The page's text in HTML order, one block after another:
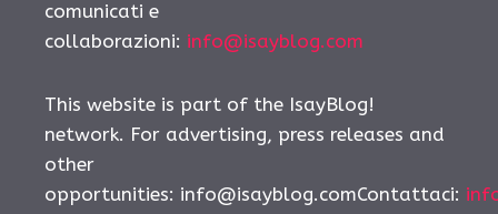
comunicati e
collaborazioni: info@isayblog.com
This website is part of the IsayBlog!
network. For advertising, press releases and
other
opportunities: info@isayblog.comContattaci: